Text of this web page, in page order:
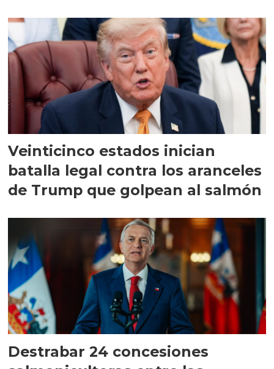
Veinticinco estados inician
batalla legal contra los aranceles
de Trump que golpean al salmón
Destrabar 24 concesiones